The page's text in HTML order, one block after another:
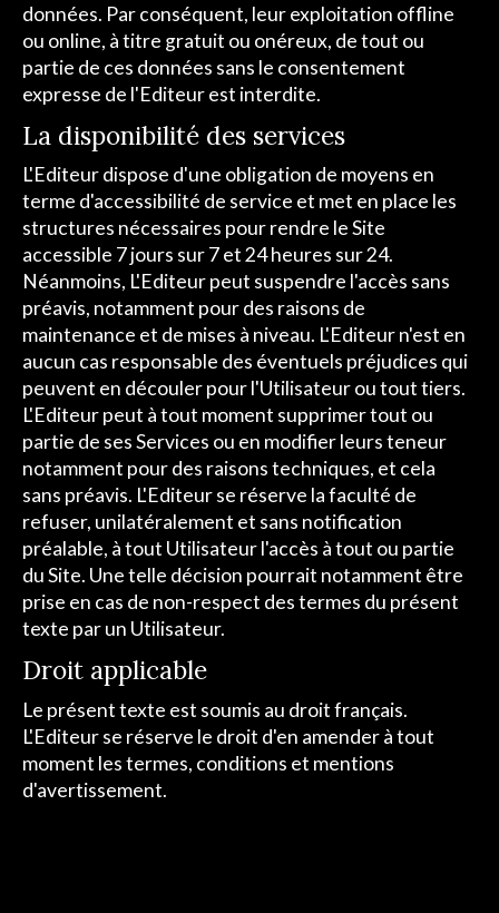
données. Par conséquent, leur exploitation offline
ou online, à titre gratuit ou onéreux, de tout ou
partie de ces données sans le consentement
expresse de l'Editeur est interdite.
La disponibilité des services
L'Editeur dispose d'une obligation de moyens en
terme d'accessibilité de service et met en place les
structures nécessaires pour rendre le Site
accessible 7 jours sur 7 et 24 heures sur 24.
Néanmoins, L'Editeur peut suspendre l'accès sans
préavis, notamment pour des raisons de
maintenance et de mises à niveau. L'Editeur n'est en
aucun cas responsable des éventuels préjudices qui
peuvent en découler pour l'Utilisateur ou tout tiers.
L'Editeur peut à tout moment supprimer tout ou
partie de ses Services ou en modifier leurs teneur
notamment pour des raisons techniques, et cela
sans préavis. L'Editeur se réserve la faculté de
refuser, unilatéralement et sans notification
préalable, à tout Utilisateur l'accès à tout ou partie
du Site. Une telle décision pourrait notamment être
prise en cas de non-respect des termes du présent
texte par un Utilisateur.
Droit applicable
Le présent texte est soumis au droit français.
L'Editeur se réserve le droit d'en amender à tout
moment les termes, conditions et mentions
d'avertissement.